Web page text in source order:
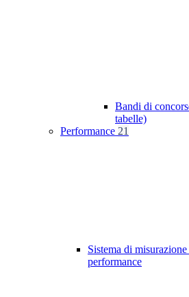
Bandi di
tabelle)
Performance 21
Sistema di
performance